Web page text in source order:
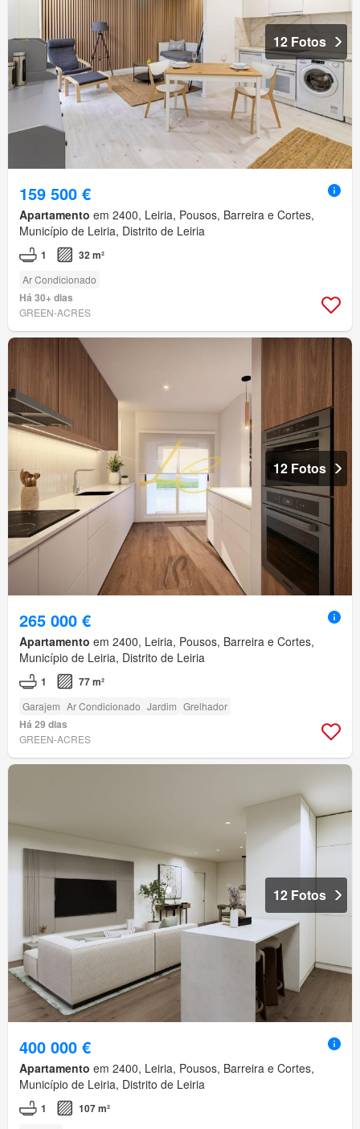
12 Fotos
159 500 €
Apartamento em 2400, Leiria, Pousos, Barreira e Cortes,
Município de Leiria, Distrito de Leiria
1 32 m²
Ar Condicionado
Há 30+ dias
GREEN-ACRES
12 Fotos
265 000 €
Apartamento em 2400, Leiria, Pousos, Barreira e Cortes,
Município de Leiria, Distrito de Leiria
1 77 m²
Garajem Ar Condicionado Jardim Grelhador
Há 29 dias
GREEN-ACRES
12 Fotos
400 000 €
Apartamento em 2400, Leiria, Pousos, Barreira e Cortes,
Município de Leiria, Distrito de Leiria
1 107 m²